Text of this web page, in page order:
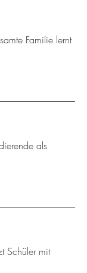
Familie lernt
als
Schüler mit